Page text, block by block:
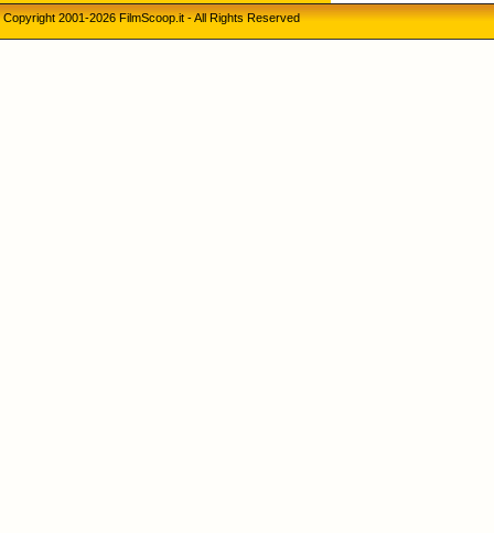
Copyright 2001-2026 FilmScoop.it - All Rights Reserved